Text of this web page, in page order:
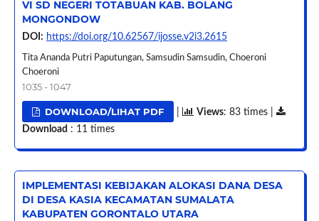
VI SD NEGERI TOTABUAN KAB. BOLANG
MONGONDOW
DOI: https://doi.org/10.62567/ijosse.v2i3.2615
Tita Ananda Putri Paputungan, Samsudin Samsudin, Choeroni
Choeroni
1035 - 1047
DOWNLOAD/LIHAT PDF Views: 83 times |
Download : 11 times
IMPLEMENTASI KEBIJAKAN ALOKASI DANA DESA
DI DESA KASIA KECAMATAN SUMALATA
KABUPATEN GORONTALO UTARA